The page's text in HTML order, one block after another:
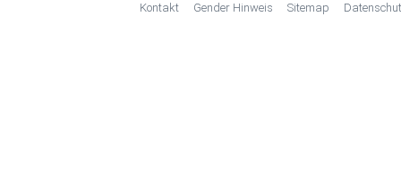
Kontakt
Gender Hinweis Sitemap